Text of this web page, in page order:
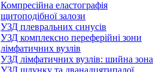
Компресійна еластографія
щитоподібної залози
УЗД плевральних синусів
УЗД комплексно переферійні зони
лімфатичних вузлів
УЗД лімфатичних вузлів: шийна зона
УЗД шлунку та дванадцятипалої